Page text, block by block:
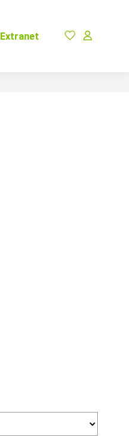
Extranet